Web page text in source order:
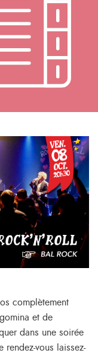
complètement
et de
dans une soirée
vous laissez-